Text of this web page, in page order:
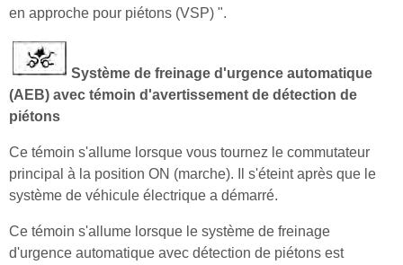
en approche pour piétons (VSP) ".
Système de freinage d'urgence automatique
(AEB) avec témoin d'avertissement de détection de
piétons
Ce témoin s'allume lorsque vous tournez le commutateur
principal à la position ON (marche). Il s'éteint après que le
système de véhicule électrique a démarré.
Ce témoin s'allume lorsque le système de freinage
d'urgence automatique avec détection de piétons est